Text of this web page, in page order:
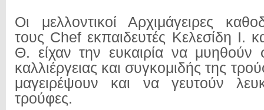
Οι μελλοντικοί Αρχιμάγειρες
τους Chef εκπαιδευτές Κελεσίδη Ι.
Θ. είχαν την ευκαιρία να μυηθούν
καλλιέργειας και συγκομιδής της
μαγειρέψουν και να γευτούν
τρούφες.